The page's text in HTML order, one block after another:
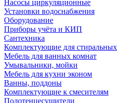
Насосы циркуляционные
Установки водоснабжения
Оборудование
Приборы учёта и КИП
Сантехника
Комплектующие для
Мебель для ванных комнат
Умывальники, мойки
Мебель для кухни эконом
Ванны, поддоны
Комплектующие к смесителям
Полотенцесушители